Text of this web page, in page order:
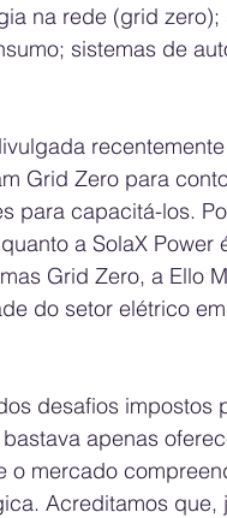
na rede (grid
sistemas de
Grid Zero para
para capacitá-los.
a SolaX
Grid Zero, a Ello
do setor elétrico
desafios
apenas
o mercado
Acreditamos